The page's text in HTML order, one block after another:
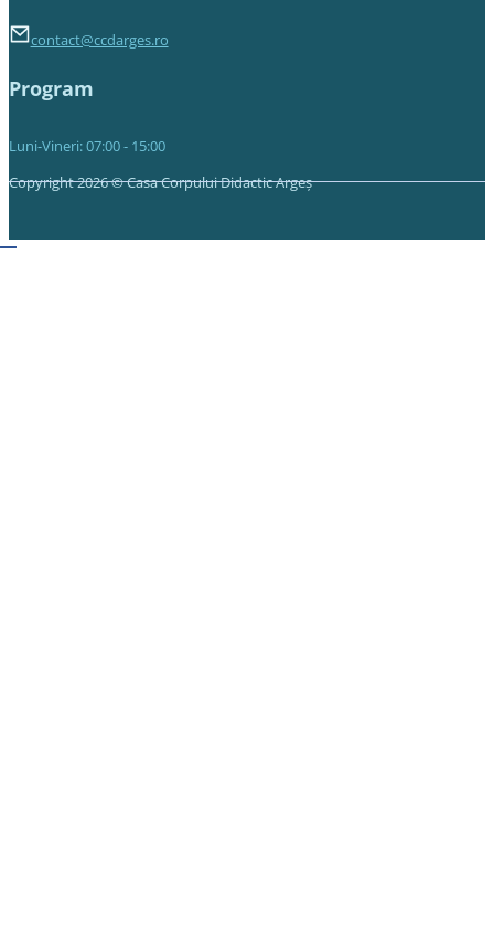
contact@ccdarges.ro
Program
Luni-Vineri: 07:00 - 15:00
Copyright 2026 © Casa Corpului Didactic Argeș